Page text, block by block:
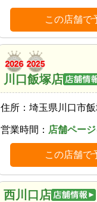
この店舗で
川口飯塚店
住所： 埼玉県川口市
営業時間： 店舗ペー
この店舗で
西川口店